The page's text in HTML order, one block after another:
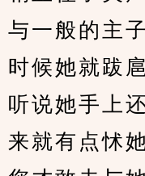
与一般的主
时候她就跋
听说她手上
来就有点怵